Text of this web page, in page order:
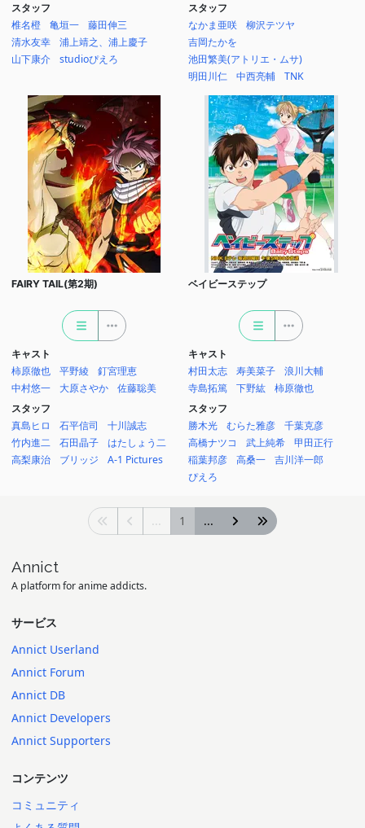
スタッフ
椎名橙
亀垣一
藤田伸三
清水友幸
浦上靖之、浦上慶子
山下康介
studioぴえろ
スタッフ
なかま亜咲
柳沢テツヤ
吉岡たかを
池田繁美(アトリエ・ムサ)
明田川仁
中西亮輔 TNK
FAIRY TAIL(第2期)
キャスト
柿原徹也
平野綾
釘宮理恵
中村悠一
大原さやか
佐藤聡美
スタッフ
真島ヒロ
石平信司
十川誠志
竹内進二
石田晶子
はたしょう二
高梨康治
ブリッジ A-1 Pictures
ベイビーステップ
キャスト
村田太志
寿美菜子
浪川大輔
寺島拓篤
下野紘
柿原徹也
スタッフ
勝木光
むらた雅彦
千葉克彦
高橋ナツコ
武上純希
甲田正行
稲葉邦彦
高桑一
吉川洋一郎
ぴえろ
... 1 ...
Annict
A platform for anime addicts.
サービス
Annict Userland
Annict Forum
Annict DB
Annict Developers
Annict Supporters
コンテンツ
コミュニティ